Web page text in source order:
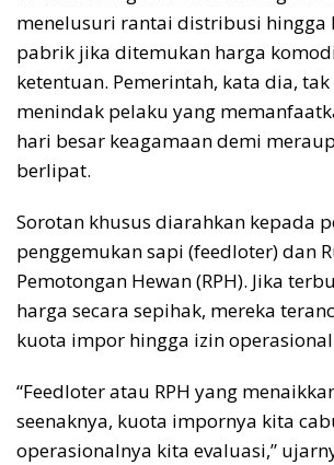
menelusuri rantai distribusi hingga
pabrik jika ditemukan harga
ketentuan. Pemerintah, kata dia,
menindak pelaku yang
hari besar keagamaan demi
berlipat.
Sorotan khusus diarahkan kepada
penggemukan sapi (feedloter) dan
Pemotongan Hewan (RPH). Jika
harga secara sepihak, mereka
kuota impor hingga izin
“Feedloter atau RPH yang
seenaknya, kuota impornya kita
operasionalnya kita evaluasi,”